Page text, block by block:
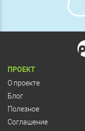
ПРОЕКТ
О проекте
Блог
Полезное
Соглашение